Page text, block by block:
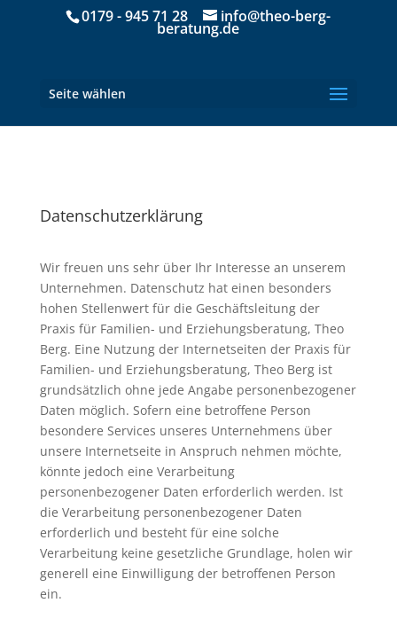
0179 - 945 71 28 info@theo-berg-
beratung.de
Seite wählen
Datenschutzerklärung
Wir freuen uns sehr über Ihr Interesse an unserem
Unternehmen. Datenschutz hat einen besonders
hohen Stellenwert für die Geschäftsleitung der
Praxis für Familien- und Erziehungsberatung, Theo
Berg. Eine Nutzung der Internetseiten der Praxis für
Familien- und Erziehungsberatung, Theo Berg ist
grundsätzlich ohne jede Angabe personenbezogener
Daten möglich. Sofern eine betroffene Person
besondere Services unseres Unternehmens über
unsere Internetseite in Anspruch nehmen möchte,
könnte jedoch eine Verarbeitung
personenbezogener Daten erforderlich werden. Ist
die Verarbeitung personenbezogener Daten
erforderlich und besteht für eine solche
Verarbeitung keine gesetzliche Grundlage, holen wir
generell eine Einwilligung der betroffenen Person
ein.